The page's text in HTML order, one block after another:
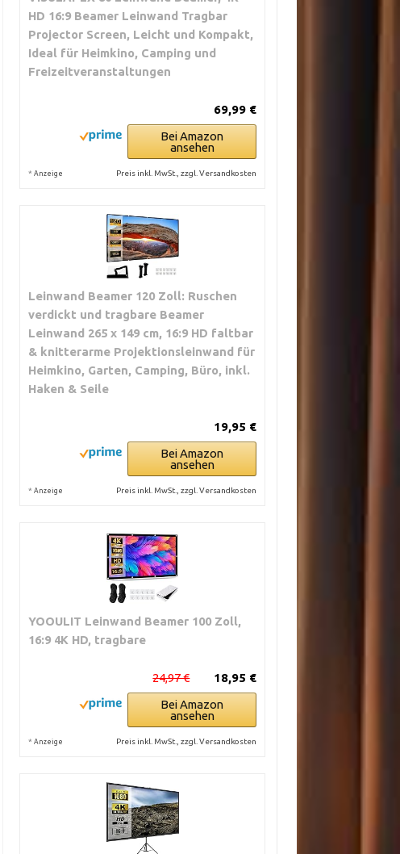
HD 16:9 Beamer Leinwand Tragbar
Projector Screen, Leicht und Kompakt,
Ideal für Heimkino, Camping und
Freizeitveranstaltungen
69,99 €
Bei Amazon
ansehen
* Anzeige Preis inkl. MwSt., zzgl. Versandkosten
Leinwand Beamer 120 Zoll: Ruschen
verdickt und tragbare Beamer
Leinwand 265 x 149 cm, 16:9 HD faltbar
& knitterarme Projektionsleinwand für
Heimkino, Garten, Camping, Büro, inkl.
Haken & Seile
19,95 €
Bei Amazon
ansehen
* Anzeige Preis inkl. MwSt., zzgl. Versandkosten
YOOULIT Leinwand Beamer 100 Zoll,
16:9 4K HD, tragbare
18,95 €
24,97 €
Bei Amazon
ansehen
* Anzeige Preis inkl. MwSt., zzgl. Versandkosten